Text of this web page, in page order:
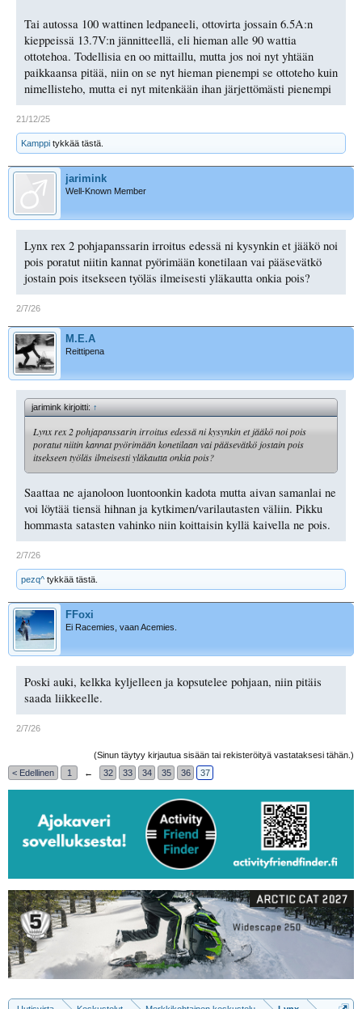
Tai autossa 100 wattinen ledpaneeli, ottovirta jossain 6.5A:n
kieppeissä 13.7V:n jännitteellä, eli hieman alle 90 wattia
ottotehoa. Todellisia en oo mittaillu, mutta jos noi nyt yhtään
paikkaansa pitää, niin on se nyt hieman pienempi se ottoteho kuin
nimellisteho, mutta ei nyt mitenkään ihan järjettömästi pienempi
21/12/25
Kamppi tykkää tästä.
jarimink
Well-Known Member
Lynx rex 2 pohjapanssarin irroitus edessä ni kysynkin et jääkö noi
pois poratut niitin kannat pyörimään konetilaan vai pääsevätkö
jostain pois itsekseen työläs ilmeisesti yläkautta onkia pois?
2/7/26
M.E.A
Reittipena
jarimink kirjoitti:↑
Lynx rex 2 pohjapanssarin irroitus edessä ni kysynkin et jääkö noi pois
poratut niitin kannat pyörimään konetilaan vai pääsevätkö jostain pois
itsekseen työläs ilmeisesti yläkautta onkia pois?
Saattaa ne ajanoloon luontoonkin kadota mutta aivan samanlai ne
voi löytää tiensä hihnan ja kytkimen/varilautasten väliin. Pikku
hommasta satasten vahinko niin koittaisin kyllä kaivella ne pois.
2/7/26
pezq^ tykkää tästä.
FFoxi
Ei Racemies, vaan Acemies.
Poski auki, kelkka kyljelleen ja kopsutelee pohjaan, niin pitäis
saada liikkeelle.
2/7/26
(Sinun täytyy kirjautua sisään tai rekisteröityä vastataksesi tähän.)
< Edellinen
1 ← 32 33 34 35 36 37